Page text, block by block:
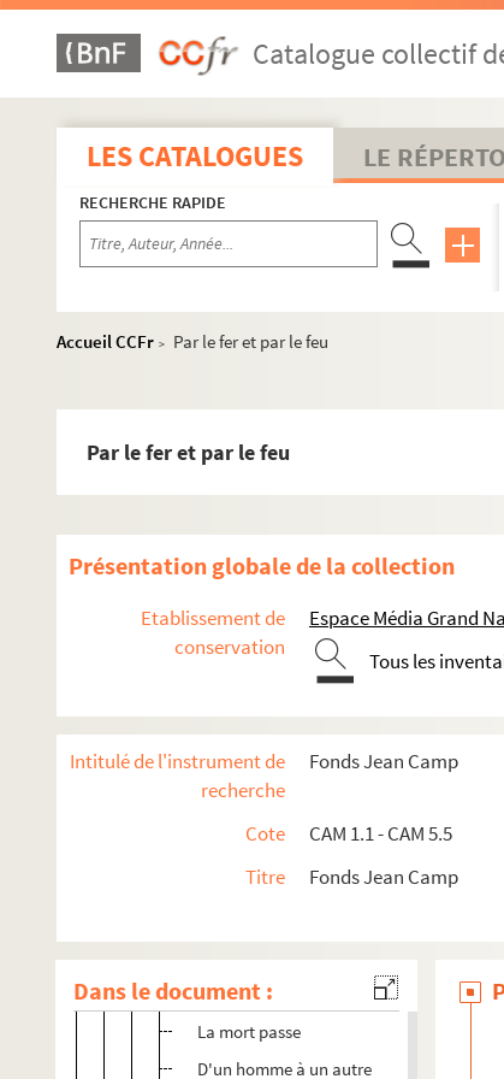
Catalogue collectif
LES CATALOGUES LE
RECHERCHE RAPIDE
Accueil CCFr >
Par le fer et par le feu
Par le fer et par le feu
Présentation globale de la collection
Etablissement de
conservation
Espace Média Grand
Tous les
Intitulé de l'instrument de
recherche
Fonds Jean Camp
Cote
CAM 1.1 - CAM 5.5
Titre
Fonds Jean Camp
Dans le document :
Documents personnels
Oeuvres littéraires
Roman
Théâtre
CAM 3.25. Poèmes tapuscrits sur le thème de
CAM 3.26. Texte et poème dans la revue
CAM 3.28. Poèmes de jeunesse
La Rançon des gloires
La mort passe
D'un homme à un autre